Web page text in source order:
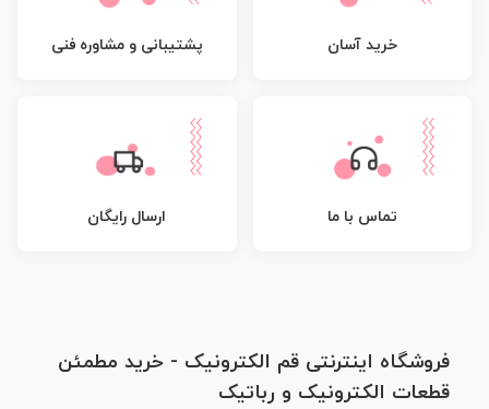
خرید آسان پشتیبانی و مشاوره فنی
تماس با ما ارسال رایگان
فروشگاه اینترنتی قم الکترونیک - خرید مطمئن
قطعات الکترونیک و رباتیک